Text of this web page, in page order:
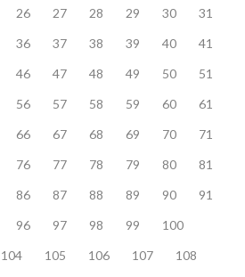
26 27 28 29 30
31
36 37 38 39 40
41
46 47 48 49 50
51
56 57 58 59 60
61
66 67 68 69 70
71
76 77 78 79 80
81
86 87 88 89 90
91
96 97 98 99
100
104 105 106 107
108